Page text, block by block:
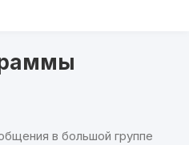
в
пожеланиями.
7,8,10 бесплатно на
можно у нас на
в большой группе